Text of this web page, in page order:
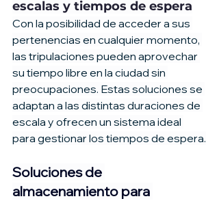
escalas y tiempos de espera
Con la posibilidad de acceder a sus
pertenencias en cualquier momento,
las tripulaciones pueden aprovechar
su tiempo libre en la ciudad sin
preocupaciones. Estas soluciones se
adaptan a las distintas duraciones de
escala y ofrecen un sistema ideal
para gestionar los tiempos de espera.
Soluciones de
almacenamiento para